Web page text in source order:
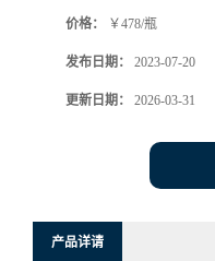
价格： ￥478/瓶
发布日期： 2023-07-20
更新日期： 2026-03-31
产品详请